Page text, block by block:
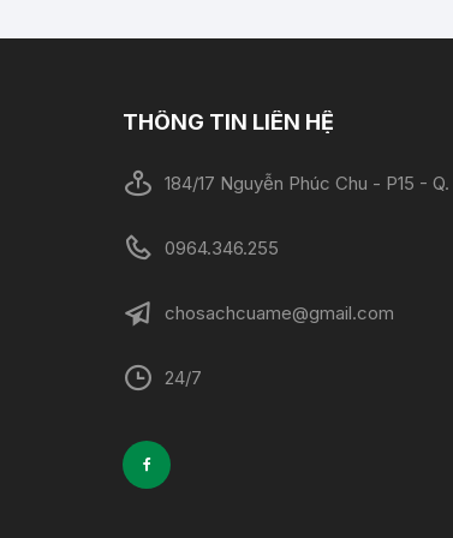
THÔNG TIN LIÊN HỆ
184/17 Nguyễn Phúc Chu - P15 -
0964.346.255
chosachcuame@gmail.com
24/7